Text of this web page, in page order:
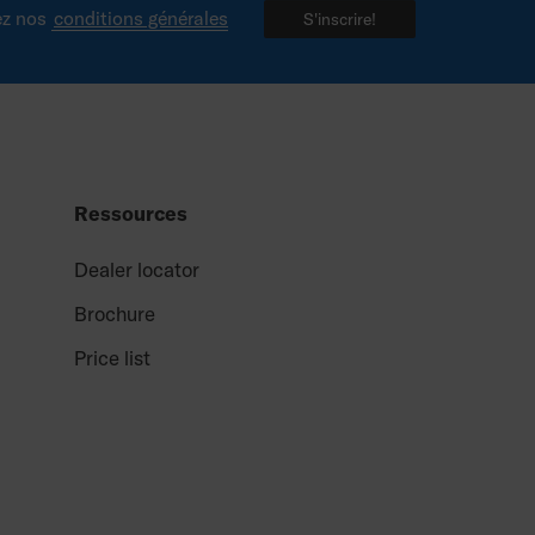
nos conditions générales S'inscrire!
Ressources
Dealer locator
Brochure
Price list